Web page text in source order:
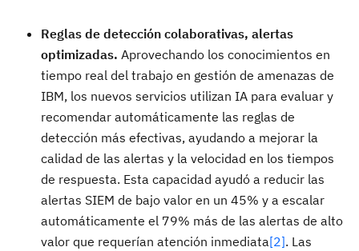
Reglas de detección colaborativas, alertas
optimizadas. Aprovechando los conocimientos en
tiempo real del trabajo en gestión de amenazas de
IBM, los nuevos servicios utilizan IA para evaluar y
recomendar automáticamente las reglas de
detección más efectivas, ayudando a mejorar la
calidad de las alertas y la velocidad en los tiempos
de respuesta. Esta capacidad ayudó a reducir las
alertas SIEM de bajo valor en un 45% y a escalar
automáticamente el 79% más de las alertas de alto
valor que requerían atención inmediata[2]. Las